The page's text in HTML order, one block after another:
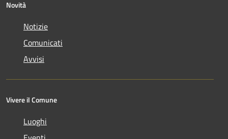
Novità
Notizie
Comunicati
Avvisi
Vivere il Comune
Luoghi